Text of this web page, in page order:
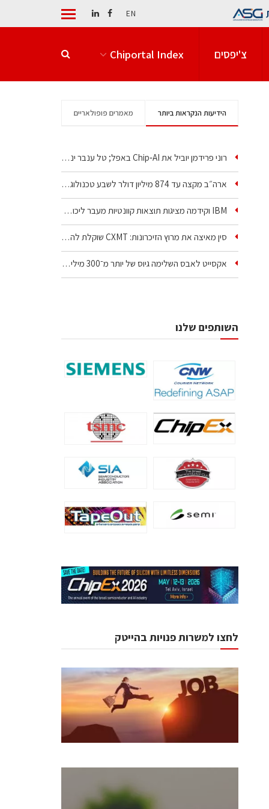
EN
צ'יפסים Chiportal Index
הידיעות הנקראות ביותר מאמרים פופולאריים
רוני פרידמן יוביל את Chip‑AI באפל; טל ענבר ינהל את…
ארה״ב מקצה עד 874 מיליון דולר לשבע טכנולוגיות שבבים…
IBM וקידמה מציגות תוצאות קוונטיות מעבר ליכולת…
סין מאיצה את מרוץ הזיכרונות: CXMT שוקלת להקים מפעל…
אקסייט לאבס השלימה גיוס של יותר מ־300 מיליון דולר…
השותפים שלנו
לחצו למשרות פנויות בהייטק